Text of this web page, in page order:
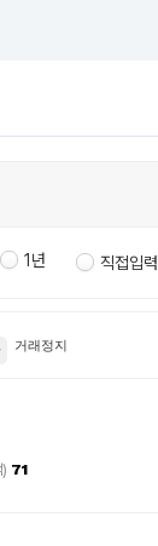
1년 직접입력
거래정지
71